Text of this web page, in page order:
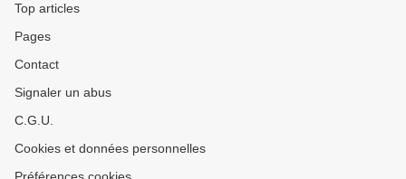
Top articles
Pages
Contact
Signaler un abus
C.G.U.
Cookies et données personnelles